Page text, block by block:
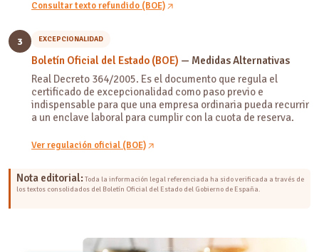
Consultar texto refundido (BOE)
3 EXCEPCIONALIDAD
Boletín Oficial del Estado (BOE) — Medidas Alternativas
Real Decreto 364/2005. Es el documento que regula el
certificado de excepcionalidad como paso previo e
indispensable para que una empresa ordinaria pueda recurrir
a un enclave laboral para cumplir con la cuota de reserva.
Ver regulación oficial (BOE)
Nota editorial:Toda la información legal referenciada ha sido verificada a través de
los textos consolidados del Boletín Oficial del Estado del Gobierno de España.